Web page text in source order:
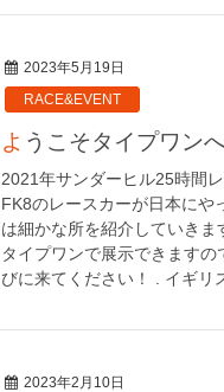
2023年5月19日
RACE&EVENT
ようこそタイプワン
2021年サンダーヒル25時間レ
FK8のレースカーが日本にや
は細かな所を紹介していきま
タイプワンで展示できますの
びに来てください！ . イギリ
2023年2月10日